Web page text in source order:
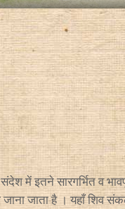
में इतने सारगर्भित व
जाता है । यहाँ शिव